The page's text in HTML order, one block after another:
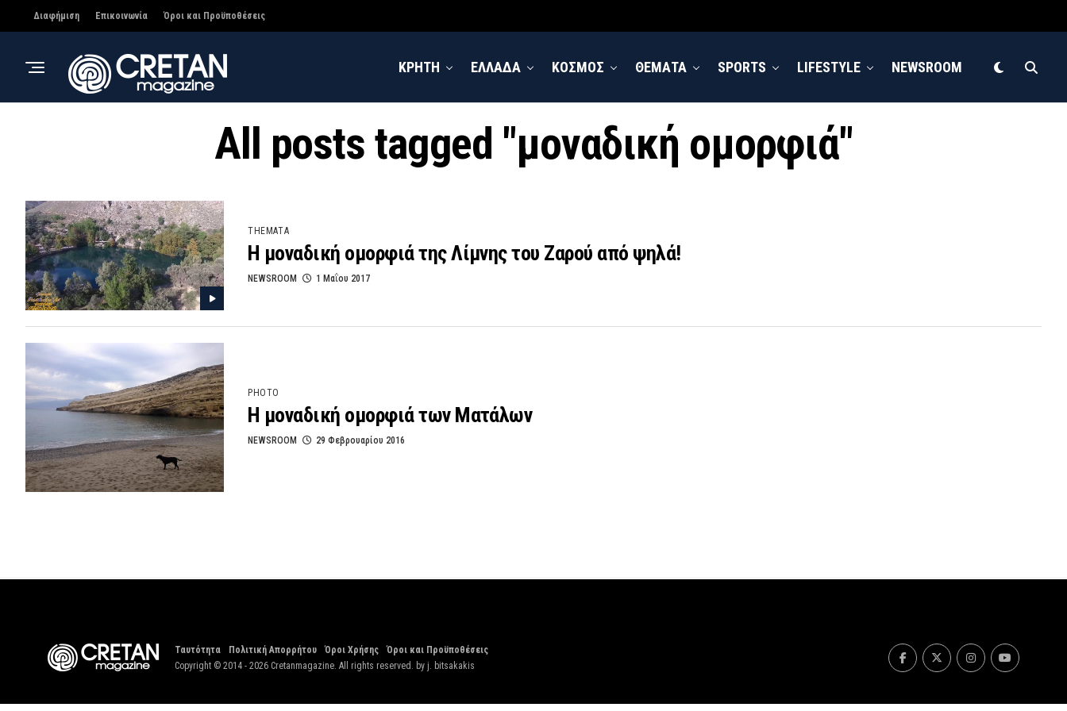
Διαφήμιση Επικοινωνία Όροι και Προϋποθέσεις
ΚΡΗΤΗ ΕΛΛΑΔΑ ΚΟΣΜΟΣ ΘΕΜΑΤΑ SPORTS LIFESTYLE NEWSROOM
All posts tagged "μοναδική ομορφιά"
THEMATA
Η μοναδική ομορφιά της Λίμνης του Ζαρού από ψηλά!
NEWSROOM 1 Μαΐου 2017
PHOTO
Η μοναδική ομορφιά των Ματάλων
NEWSROOM 29 Φεβρουαρίου 2016
Ταυτότητα Πολιτική Απορρήτου Όροι Χρήσης
Όροι και Προϋποθέσεις
Copyright © 2014 - 2026 Cretanmagazine. All rights reserved. by j. bitsakakis